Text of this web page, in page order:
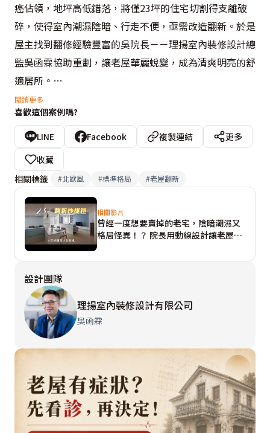
癌佔領，地坪高低錯落，將僅23坪的住宅切割得支離破
碎，使得室內潮濕陰暗、行走不便，亟需改造翻新。於是
屋主找到翻修經驗豐富的吳院長－－理揚室內裝修設計總
監吳函霖協助重劃，讓老屋華麗蛻變，成為清爽明亮的舒
適居所。
吳函霖設計總監從根本體質開始整治，先是為緊鄰水溝，
濕氣極重的牆面，重新施做防水工程，繼而將四個高低段
差的地坪重新整平，鋪上木紋磚，同時瓦解安全隱憂，注
入溫潤質感。
【公領域】
原先半遮半掩的雨遮替換成玻璃採光罩，引入充足陽光，
輔以塑化木，圍塑自然放鬆的休閒氛圍。接著，吳函霖設
計總監將小門、小窗改為落地窗，將庭院綠意、充沛光源
納入室內，提亮整個客廳，電視牆則搭配灰藍色進口壁
紙，帶來一抹鮮活氣息。
為了放大客廳，爭取更多活動空間，吳函霖設計總監將臥
室牆面後退，廚房一側的臥室牆面也巧妙截短，開闢流暢
動線，並以弧形柔化轉角處，讓視覺變得柔和而優雅。
開放式廚房經過重新配置，將餐桌與櫥櫃完美結合，滿足
用餐、收納需求外，也能化身工作檯面，讓烹飪更加得心
閱讀更多
喜歡這個案例嗎?
LINE Facebook 複製連結
更多
收藏
相關標籤
#北歐風 #標準格局 #老屋翻新
相關影片
曾經一度想要賣掉的老宅，陰暗潮濕又
格局怪異！？ 院長用動線設計讓老屋改
設計團隊
理揚室內裝修設計有限公司
吳函霖